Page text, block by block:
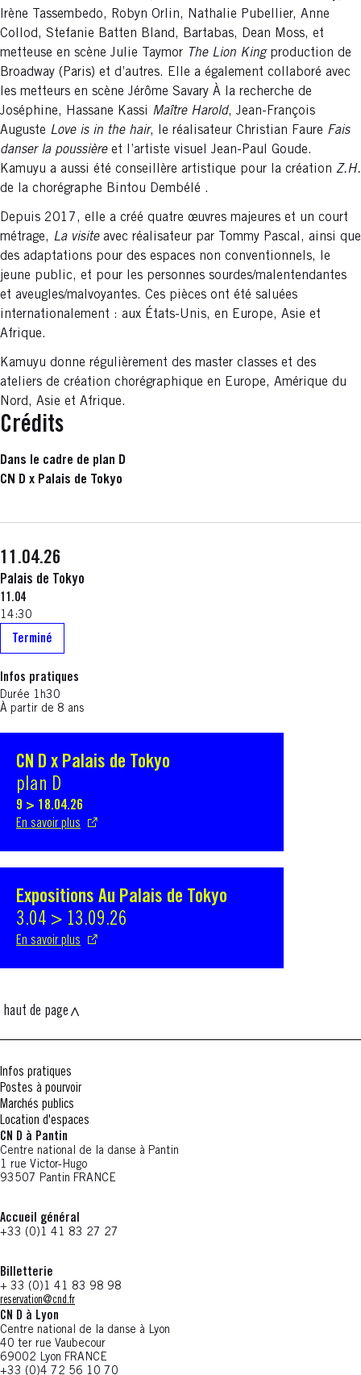
Irène Tassembedo, Robyn Orlin, Nathalie Pubellier, Anne
Collod, Stefanie Batten Bland, Bartabas, Dean Moss, et
metteuse en scène Julie Taymor The Lion Kingproduction de
Broadway (Paris) et d’autres. Elle a également collaboré avec
les metteurs en scène Jérôme Savary À la recherche de
Joséphine, Hassane Kassi Maître Harold, Jean-François
Auguste Love is in the hair, le réalisateur Christian Faure Fais
danser la poussièreet l’artiste visuel Jean-Paul Goude.
Kamuyu a aussi été conseillère artistique pour la création Z.H.
de la chorégraphe Bintou Dembélé .
Depuis 2017, elle a créé quatre œuvres majeures et un court
métrage, La visiteavec réalisateur par Tommy Pascal, ainsi que
des adaptations pour des espaces non conventionnels, le
jeune public, et pour les personnes sourdes/malentendantes
et aveugles/malvoyantes. Ces pièces ont été saluées
internationalement : aux États-Unis, en Europe, Asie et
Afrique.
Kamuyu donne régulièrement des master classes et des
ateliers de création chorégraphique en Europe, Amérique du
Nord, Asie et Afrique.
Crédits
Dans le cadre de plan D
CN D x Palais de Tokyo
11.04.26
Palais de Tokyo
11.04
14:30
Terminé
Infos pratiques
Durée 1h30
À partir de 8 ans
CN D x Palais de Tokyo
plan D
9 > 18.04.26
En savoir plus
S'ouvre dans une nouvelle fenêtre
Expositions Au Palais de Tokyo
3.04 > 13.09.26
En savoir plus
S'ouvre dans une nouvelle fenêtre
haut de page
Infos pratiques
Postes à pourvoir
Marchés publics
Location d'espaces
CN D à Pantin
Centre national de la danse à Pantin
1 rue Victor-Hugo
93507 Pantin FRANCE
Accueil général
+33 (0)1 41 83 27 27
Billetterie
+ 33 (0)1 41 83 98 98
reservation@cnd.fr
CN D à Lyon
Centre national de la danse à Lyon
40 ter rue Vaubecour
69002 Lyon FRANCE
+33 (0)4 72 56 10 70